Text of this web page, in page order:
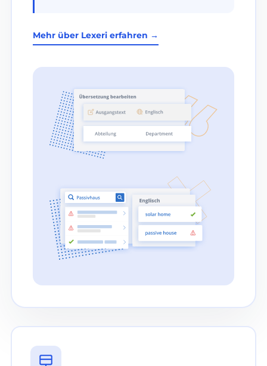
Mehr über Lexeri erfahren →